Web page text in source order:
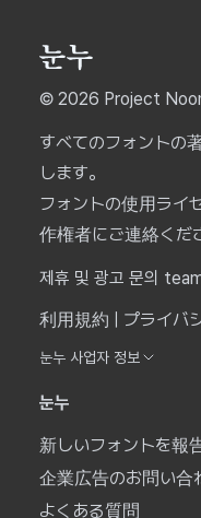
© 2026 Project
すべてのフォントの
します。
フォントの使用ライ
作権者にご連絡くだ
제휴 및 광고 문의
利用規約
プライバ
눈누 사업자 정보
눈누
新しいフォントを報
企業広告のお問い合
よくある質問